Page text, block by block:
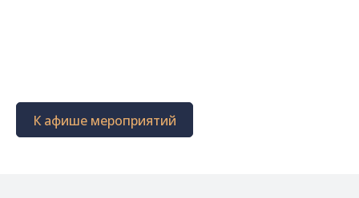
К афише мероприятий